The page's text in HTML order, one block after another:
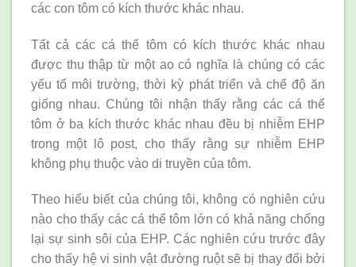
các con tôm có kích thước khác nhau.
Tất cả các cá thể tôm có kích thước khác nhau
được thu thập từ một ao có nghĩa là chúng có các
yếu tố môi trường, thời kỳ phát triển và chế độ ăn
giống nhau. Chúng tôi nhận thấy rằng các cá thể
tôm ở ba kích thước khác nhau đều bị nhiễm EHP
trong một lô post, cho thấy rằng sự nhiễm EHP
không phụ thuộc vào di truyền của tôm.
Theo hiểu biết của chúng tôi, không có nghiên cứu
nào cho thấy các cá thể tôm lớn có khả năng chống
lại sự sinh sôi của EHP. Các nghiên cứu trước đây
cho thấy hệ vi sinh vật đường ruột sẽ bị thay đổi bởi